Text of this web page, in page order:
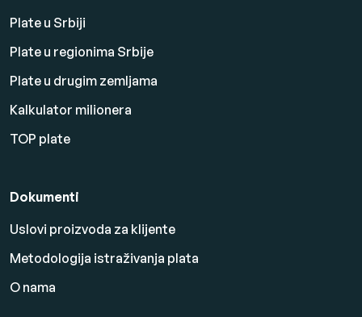
Plate u Srbiji
Plate u regionima Srbije
Plate u drugim zemljama
Kalkulator milionera
TOP plate
Dokumenti
Uslovi proizvoda za klijente
Metodologija istraživanja plata
O nama